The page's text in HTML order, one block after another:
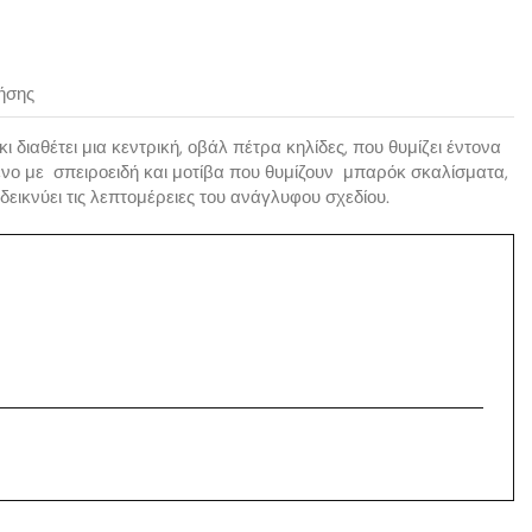
μια κεντρική, οβάλ πέτρα κηλίδες, που θυμίζει έντονα
με σπειροειδή και μοτίβα που θυμίζουν μπαρόκ σκαλίσματα,
τις λεπτομέρειες του ανάγλυφου σχεδίου.